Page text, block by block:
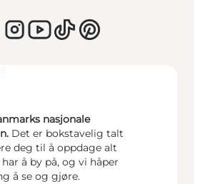
nasjonale
Det er bokstavelig talt
deg til å oppdage alt
å by på, og vi håper
å se og gjøre.